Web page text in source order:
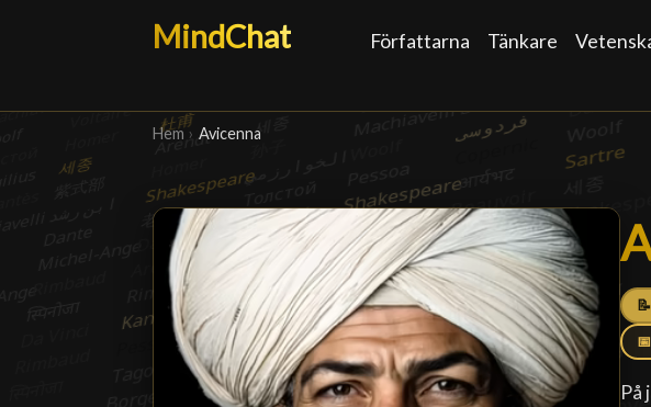
MindChat Författarna Tänkare
Hem › Avicenna
På